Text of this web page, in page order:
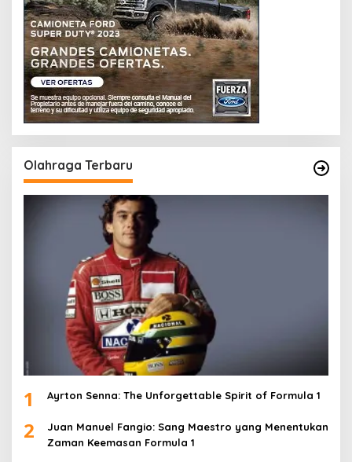
Olahraga Terbaru
1 Ayrton Senna: The Unforgettable Spirit of Formula 1
2
Juan Manuel Fangio: Sang Maestro yang Menentukan
Zaman Keemasan Formula 1